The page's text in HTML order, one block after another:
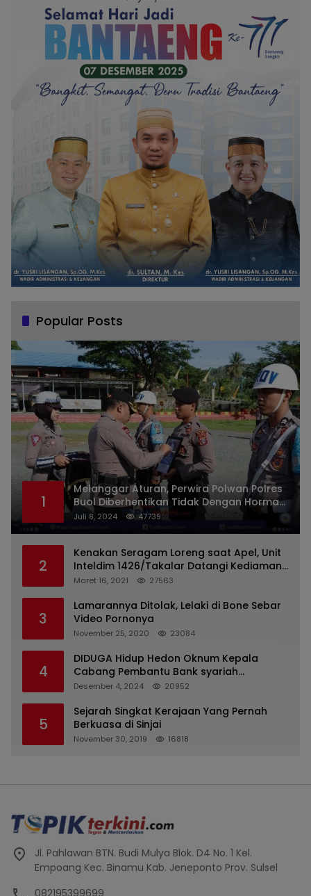
Popular Posts
1
Melanggar Aturan, Perwira Polwan Polres
Buol Diberhentikan Tidak Dengan Hormat
Dari Dinas Kepolisian
Juli 8, 2024 47739
2
Kenakan Seragam Loreng saat Apel, Unit
Inteldim 1426/Takalar Datangi Kediaman
Kasatpol PP
Maret 16, 2021 27563
3
Lamarannya Ditolak, Lelaki di Bone Sebar
Video Pornonya
November 25, 2020 23084
4
DIDUGA Hidup Hedon Oknum Kepala
Cabang Pembantu Bank syariah
Indonesia Unit Hasan Basri di Banjarmasin
Milyaran Rupiah dan Bilyet Giro Tidak
Terdaftar, OJK Kalsel : Bertemu Tanggal 11
Desember 4, 2024 20952
5
Sejarah Singkat Kerajaan Yang Pernah
Berkuasa di Sinjai
November 30, 2019 16818
Jl. Pahlawan BTN. Budi Mulya Blok. D4 No. 1 Kel.
Empoang Kec. Binamu Kab. Jeneponto Prov. Sulsel
082195399699